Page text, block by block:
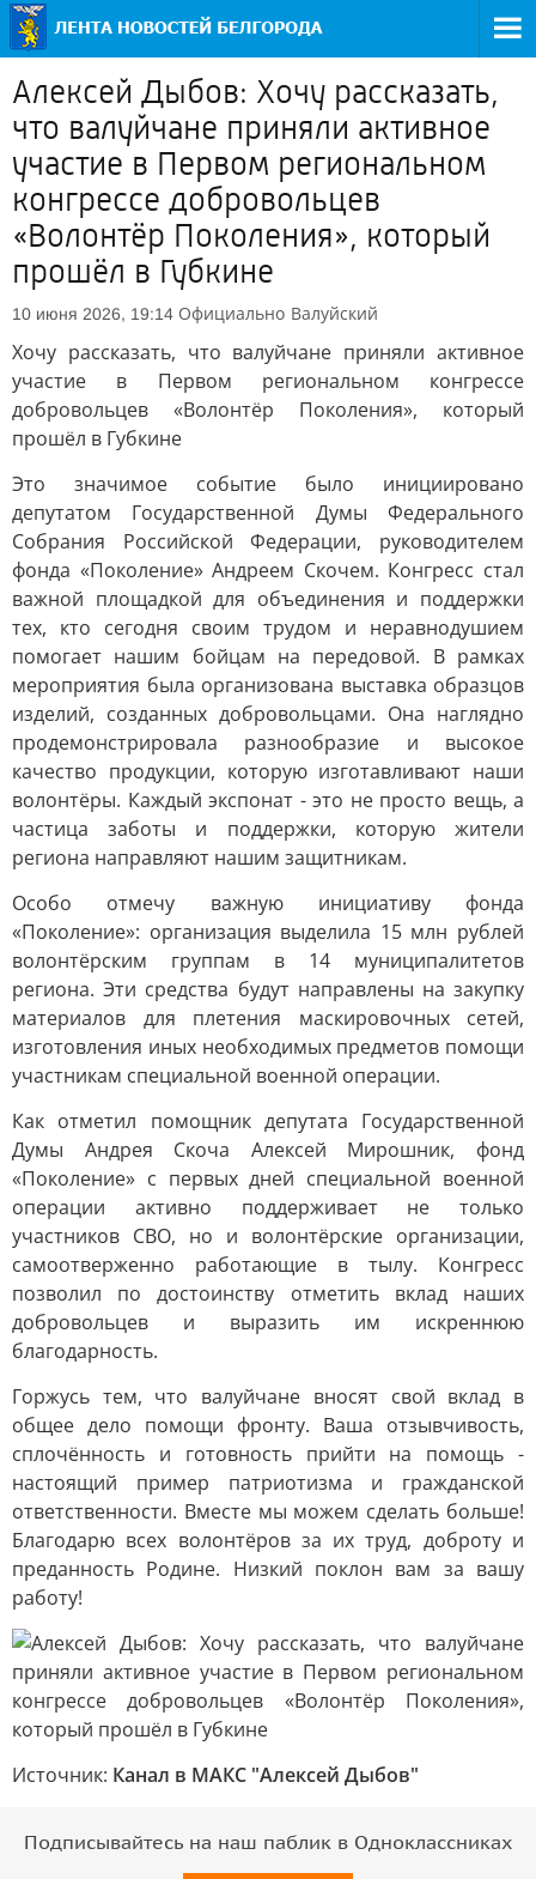
Алексей Дыбов: Хочу рассказать,
что валуйчане приняли активное
участие в Первом региональном
конгрессе добровольцев
«Волонтёр Поколения», который
прошёл в Губкине
10 июня 2026, 19:14 Официально Валуйский
Хочу рассказать, что валуйчане приняли активное
участие в Первом региональном конгрессе
добровольцев «Волонтёр Поколения», который
прошёл в Губкине
Это значимое событие было инициировано
депутатом Государственной Думы Федерального
Собрания Российской Федерации, руководителем
фонда «Поколение» Андреем Скочем. Конгресс стал
важной площадкой для объединения и поддержки
тех, кто сегодня своим трудом и неравнодушием
помогает нашим бойцам на передовой. В рамках
мероприятия была организована выставка образцов
изделий, созданных добровольцами. Она наглядно
продемонстрировала разнообразие и высокое
качество продукции, которую изготавливают наши
волонтёры. Каждый экспонат - это не просто вещь, а
частица заботы и поддержки, которую жители
региона направляют нашим защитникам.
Особо отмечу важную инициативу фонда
«Поколение»: организация выделила 15 млн рублей
волонтёрским группам в 14 муниципалитетов
региона. Эти средства будут направлены на закупку
материалов для плетения маскировочных сетей,
изготовления иных необходимых предметов помощи
участникам специальной военной операции.
Как отметил помощник депутата Государственной
Думы Андрея Скоча Алексей Мирошник, фонд
«Поколение» с первых дней специальной военной
операции активно поддерживает не только
участников СВО, но и волонтёрские организации,
самоотверженно работающие в тылу. Конгресс
позволил по достоинству отметить вклад наших
добровольцев и выразить им искреннюю
благодарность.
Горжусь тем, что валуйчане вносят свой вклад в
общее дело помощи фронту. Ваша отзывчивость,
сплочённость и готовность прийти на помощь -
настоящий пример патриотизма и гражданской
ответственности. Вместе мы можем сделать больше!
Благодарю всех волонтёров за их труд, доброту и
преданность Родине. Низкий поклон вам за вашу
работу!
Источник: Канал в МАКС "Алексей Дыбов"
Подписывайтесь на наш паблик в Одноклассниках